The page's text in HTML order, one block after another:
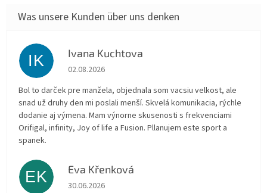
IK Ivana Kuchtova
Die Shop-Bewertung beträgt 5 von 5 Sternen.
02.08.2026
Bol to darček pre manžela, objednala som vacsiu velkost, ale
snad už druhy den mi poslali menší. Skvelá komunikacia, rýchle
dodanie aj výmena. Mam výnorne skusenosti s frekvenciami
Orifigal, infinity, Joy of life a Fusion. Pllanujem este sport a
spanek.
EK Eva Křenková
Die Shop-Bewertung beträgt 5 von 5 Sternen.
30.06.2026